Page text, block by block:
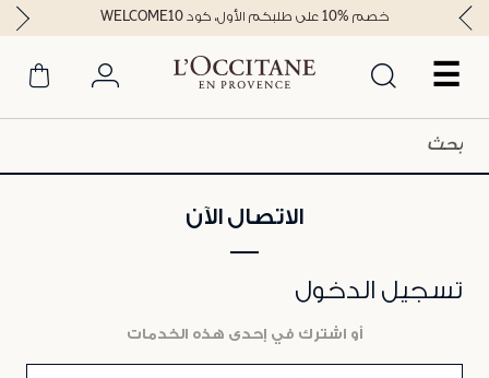
☰
خصم %10 على طلبكم الأول، كود WELCOME10
الاتصال الآن
تسجيل الدخول
أو اشترك في إحدى هذه الخدمات